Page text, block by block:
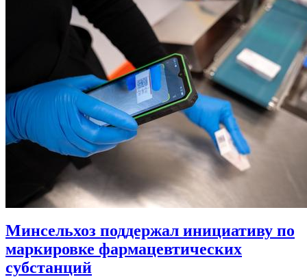
Минсельхоз поддержал инициативу по
маркировке фармацевтических
субстанций